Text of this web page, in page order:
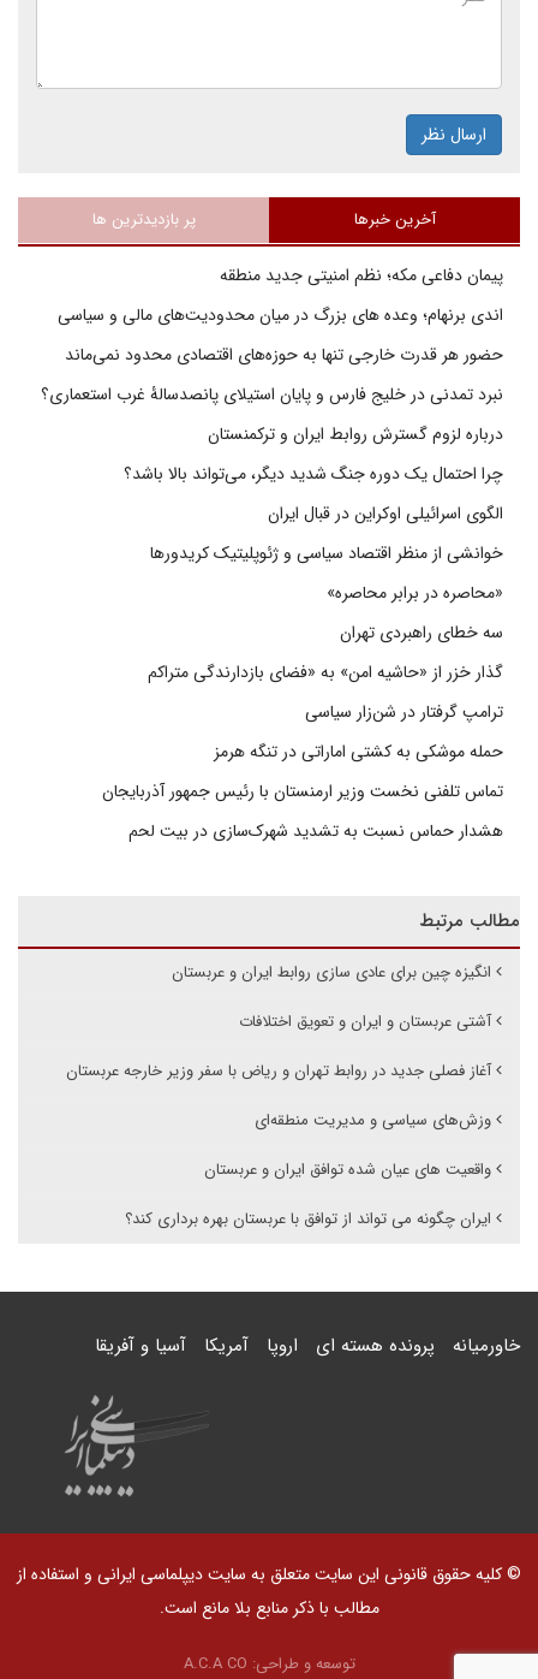
ارسال نظر
آخرین خبرها پر بازدیدترین ها
پیمان دفاعی مکه؛ نظم امنیتی جدید منطقه
اندی برنهام؛ وعده های بزرگ در میان محدودیت‌های مالی و سیاسی
حضور هر قدرت خارجی تنها به حوزه‌های اقتصادی محدود نمی‌ماند
نبرد تمدنی در خلیج فارس و پایان استیلای پانصدسالۀ غرب استعماری؟
درباره لزوم گسترش روابط ایران و ترکمنستان
چرا احتمال یک دوره جنگ شدید دیگر، می‌تواند بالا باشد؟
الگوی اسرائیلی اوکراین در قبال ایران
خوانشی از منظر اقتصاد سیاسی و ژئوپلیتیک کریدورها
«محاصره در برابر محاصره»
سه خطای راهبردی تهران
گذار خزر از «حاشیه امن» به «فضای بازدارندگی متراکم
ترامپ گرفتار در شن‌زار سیاسی
حمله موشکی به کشتی اماراتی در تنگه هرمز
تماس تلفنی نخست وزیر ارمنستان با رئیس جمهور آذربایجان
هشدار حماس نسبت به تشدید شهرک‌سازی در بیت‌ لحم
مطالب مرتبط
انگیزه چین برای عادی سازی روابط ایران و عربستان
آشتی عربستان و ایران و تعویق اختلافات
آغاز فصلی جدید در روابط تهران و ریاض با سفر وزیر خارجه عربستان
وزش‌های سیاسی و مدیریت منطقه‌ای
واقعیت های عیان شده توافق ایران و عربستان
ایران چگونه می تواند از توافق با عربستان بهره برداری کند؟
خاورمیانه پرونده هسته ای اروپا آمریکا آسیا و آفریقا
© کلیه حقوق قانونی این سایت متعلق به سایت دیپلماسی ایرانی و استفاده از
مطالب با ذکر منابع بلا مانع است.
توسعه و طراحی: A.C.A CO